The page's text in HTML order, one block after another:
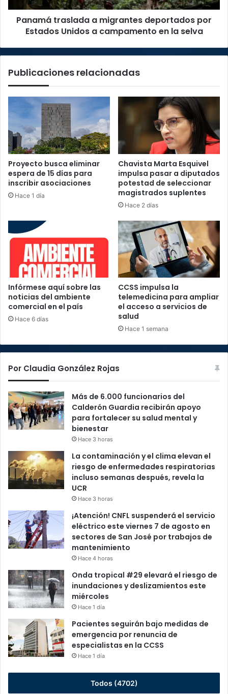
a
campamento
Panamá traslada a migrantes deportados por
Estados Unidos a campamento en la selva
Publicaciones relacionadas
Proyecto busca eliminar
espera de 15 días para
inscribir asociaciones
Hace 1 día
Chavista Marta Esquivel
impulsa pasar a diputados
potestad de seleccionar
magistrados suplentes
Hace 2 días
Infórmese aquí sobre las
noticias del ambiente
comercial en el país
Hace 6 días
CCSS impulsa la
telemedicina para ampliar
el acceso a servicios de
salud
Hace 1 semana
Por Claudia González Rojas
Más de 6.000 funcionarios del
Calderón Guardia recibirán apoyo
para fortalecer su salud mental y
bienestar
Hace 3 horas
La contaminación y el clima elevan el
riesgo de enfermedades respiratorias
incluso semanas después, revela la
UCR
Hace 3 horas
¡Atención! CNFL suspenderá el servicio
eléctrico este viernes 7 de agosto en
sectores de San José por trabajos de
mantenimiento
Hace 4 horas
Onda tropical #29 elevará el riesgo de
inundaciones y deslizamientos este
miércoles
Hace 1 día
Pacientes seguirán bajo medidas de
emergencia por renuncia de
especialistas en la CCSS
Hace 1 día
Todos (4702)